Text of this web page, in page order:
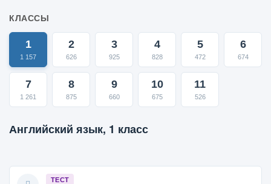
КЛАССЫ
1
1 157
2
626
3
925
4
828
5
472
6
674
7
1 261
8
875
9
660
10
675
11
526
Английский язык, 1 класс
ТЕСТ